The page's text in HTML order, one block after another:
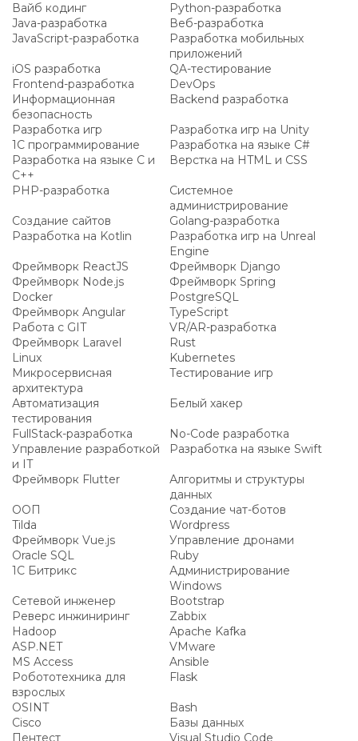
Вайб кодинг
Python-разработка
Java-разработка
Веб-разработка
JavaScript-разработка
Разработка мобильных
приложений
iOS разработка
QA-тестирование
Frontend-разработка
DevOps
Информационная
безопасность
Backend разработка
Разработка игр
Разработка игр на Unity
1C программирование
Разработка на языке C#
Разработка на языке C и
C++
Верстка на HTML и CSS
PHP-разработка
Системное
администрирование
Создание сайтов
Golang-разработка
Разработка на Kotlin
Разработка игр на Unreal
Engine
Фреймворк ReactJS
Фреймворк Django
Фреймворк Node.js
Фреймворк Spring
Docker
PostgreSQL
Фреймворк Angular
TypeScript
Работа с GIT
VR/AR-разработка
Фреймворк Laravel
Rust
Linux
Kubernetes
Микросервисная
архитектура
Тестирование игр
Автоматизация
тестирования
Белый хакер
FullStack-разработка
No-Code разработка
Управление разработкой
и IT
Разработка на языке Swift
Фреймворк Flutter
Алгоритмы и структуры
данных
ООП
Создание чат-ботов
Tilda
Wordpress
Фреймворк Vue.js
Управление дронами
Oracle SQL
Ruby
1С Битрикс
Администрирование
Windows
Сетевой инженер
Bootstrap
Реверс инжиниринг
Zabbix
Hadoop
Apache Kafka
ASP.NET
VMware
MS Access
Ansible
Робототехника для
взрослых
Flask
OSINT
Bash
Cisco
Базы данных
Пентест
Visual Studio Code